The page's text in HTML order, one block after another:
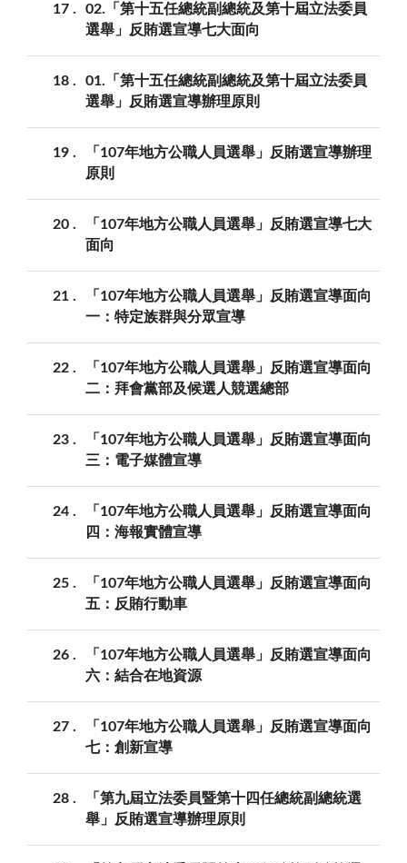
17
02.「第十五任總統副總統及第十屆立法委員
選舉」反賄選宣導七大面向
18
01.「第十五任總統副總統及第十屆立法委員
選舉」反賄選宣導辦理原則
19
「107年地方公職人員選舉」反賄選宣導辦理
原則
20
「107年地方公職人員選舉」反賄選宣導七大
面向
21
「107年地方公職人員選舉」反賄選宣導面向
一：特定族群與分眾宣導
22
「107年地方公職人員選舉」反賄選宣導面向
二：拜會黨部及候選人競選總部
23
「107年地方公職人員選舉」反賄選宣導面向
三：電子媒體宣導
24
「107年地方公職人員選舉」反賄選宣導面向
四：海報實體宣導
25
「107年地方公職人員選舉」反賄選宣導面向
五：反賄行動車
26
「107年地方公職人員選舉」反賄選宣導面向
六：結合在地資源
27
「107年地方公職人員選舉」反賄選宣導面向
七：創新宣導
28
「第九屆立法委員暨第十四任總統副總統選
舉」反賄選宣導辦理原則